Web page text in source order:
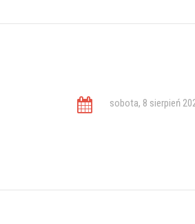
sobota, 8 sierpień